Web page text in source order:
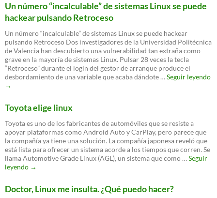
ARAÑA
EN
LINUX
Un número “incalculable” de sistemas Linux se puede
hackear pulsando Retroceso
Un número “incalculable” de sistemas Linux se puede hackear
pulsando Retroceso Dos investigadores de la Universidad Politécnica
de Valencia han descubierto una vulnerabilidad tan extraña como
grave en la mayoría de sistemas Linux. Pulsar 28 veces la tecla
“Retroceso” durante el login del gestor de arranque produce el
desbordamiento de una variable que acaba dándote …Seguir leyendo
→
Toyota elige linux
Toyota es uno de los fabricantes de automóviles que se resiste a
apoyar plataformas como Android Auto y CarPlay, pero parece que
la compañía ya tiene una solución. La compañía japonesa reveló que
está lista para ofrecer un sistema acorde a los tiempos que corren. Se
llama Automotive Grade Linux (AGL), un sistema que como …Seguir
leyendo Toyota
→
Doctor, Linux me insulta. ¿Qué puedo hacer?